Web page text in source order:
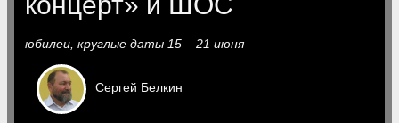
юбилеи, круглые даты 15 – 21 июня
Сергей Белкин